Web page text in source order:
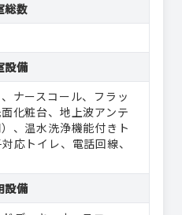
総数
設備
ナースコール
フラッ
化粧台
地上波アンテ
温水洗浄機能付きト
応トイレ
電話回線
設備